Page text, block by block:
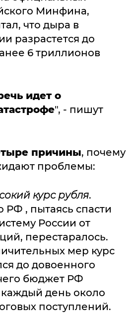
Минфина,
что дыра в
разрастется до
6 триллионов
идет о
", - пишут
причины, почему
проблемы:
курс рубля.
РФ , пытаясь спасти
России от
перестаралось.
мер курс
до довоенного
бюджет РФ
день около
поступлений.